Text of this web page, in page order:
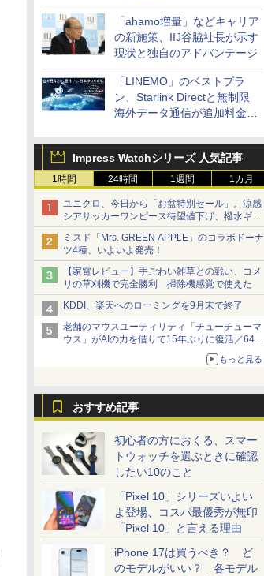
「ahamo増量」などキャリア
の新施策、IIJ谷脇社長が示す
現状と独自のアドバンテージ
「LINEMO」のベストプラ
ン、Starlink Directと無制限
海外データ通信が追加料金な
Impress Watchシリーズ 人気記事
1時間 24時間 1週間 1カ月
ユニクロ、今日から「お盆特別セール」。涼感
シアサッカーワンピース待望値下げ、撥水ギア
ショーツは1990円に
ミスド「Mrs. GREEN APPLE」のコラボドーナ
ツ4種、いよいよ発売！
【家電レビュー】手ごわい雑草との戦い、コメ
リの草刈機で完全勝利 掃除機感覚で使えた
KDDI、楽天へのローミングを9月末で終了
老舗のマウスユーティリティ「チューチューマ
ウス」がAIの力を借りて15年ぶりに復活／64bit
化、Windows 10/11、「Chrome」も走り回
る。復活記念で2026年末まで500円
もっと見る
おすすめ記事
初心者の方におくる、スマー
トウォッチを選ぶときに確認
したい10のこと
「Pixel 10」シリーズいよい
よ登場、コスパ最優秀が無印
「Pixel 10」と言える理由
iPhone 17は買うべき？ ど
のモデルがいい？ 各モデル